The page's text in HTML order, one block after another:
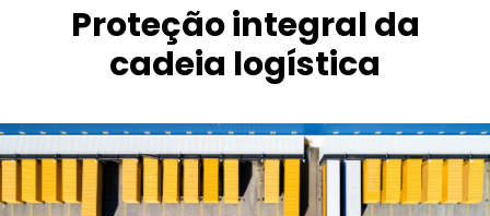
Proteção integral da
cadeia logística